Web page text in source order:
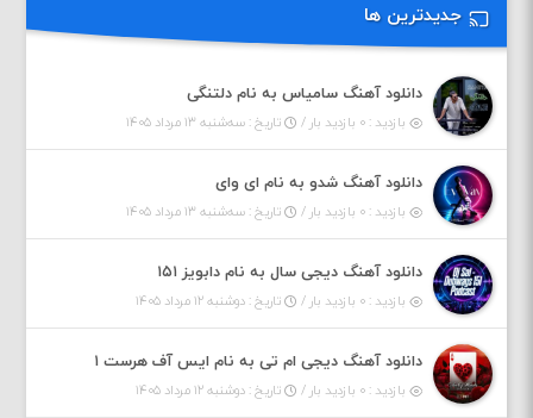
جدیدترین ها
دانلود آهنگ سامیاس به نام دلتنگی
بازدید : ۰ بازدید بار / تاریخ : سه‌شنبه ۱۳ مرداد ۱۴۰۵
دانلود آهنگ شدو به نام ای وای
بازدید : ۰ بازدید بار / تاریخ : سه‌شنبه ۱۳ مرداد ۱۴۰۵
دانلود آهنگ دیجی سال به نام دابویز ۱۵۱
بازدید : ۰ بازدید بار / تاریخ : دوشنبه ۱۲ مرداد ۱۴۰۵
دانلود آهنگ دیجی ام تی به نام ایس آف هرست ۱
بازدید : ۰ بازدید بار / تاریخ : دوشنبه ۱۲ مرداد ۱۴۰۵